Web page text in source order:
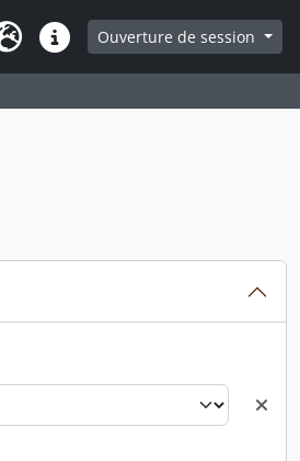
Liens rapidesOuverture de session